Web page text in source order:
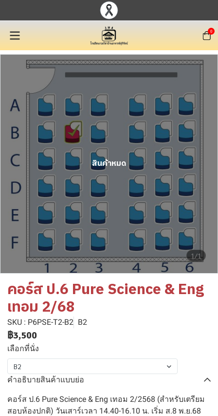
0
1/1
สินค้าหมด
คอร์ส ป.6 Pure Science & Eng
เทอม 2/68
SKU : P6PSE-T2-B2 B2
฿3,500
เลือกที่นั่ง
B2
คำอธิบายสินค้าแบบย่อ
คอร์ส ป.6 Pure Science & Eng เทอม 2/2568 (สำหรับเตรียม
สอบห้องปกติ) วันเสาร์เวลา 14.40-16.10 น. เริ่ม ส.8 พ.ย.68